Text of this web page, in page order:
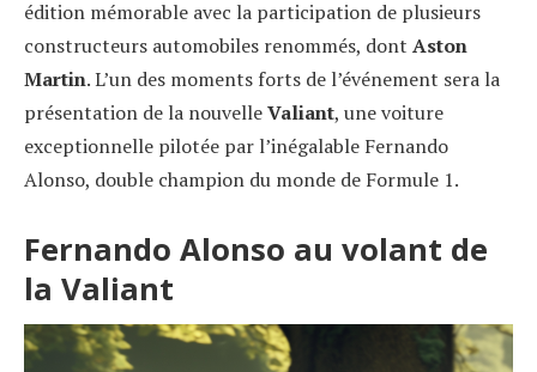
édition mémorable avec la participation de plusieurs
constructeurs automobiles renommés, dont Aston
Martin. L’un des moments forts de l’événement sera la
présentation de la nouvelleValiant, une voiture
exceptionnelle pilotée par l’inégalable Fernando
Alonso, double champion du monde de Formule 1.
Fernando Alonso au volant de
la Valiant